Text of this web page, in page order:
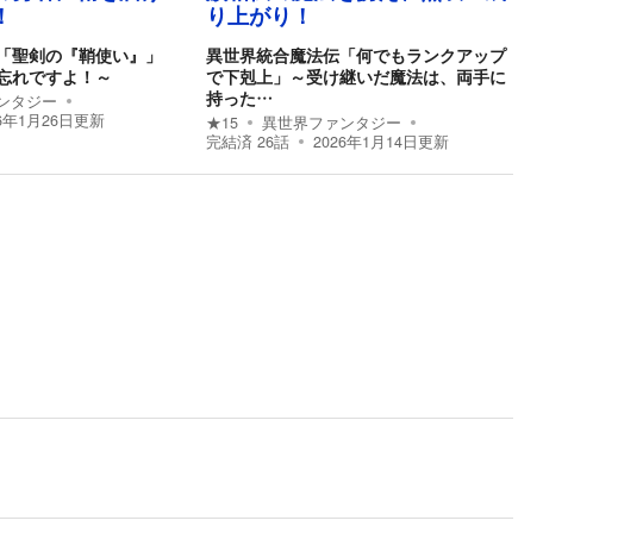
聖剣の『鞘使い』」
れですよ！～
タジー
1月26日更新
り上がり！
異世界統合魔法伝「何でもランクアップ
で下剋上」～受け継いだ魔法は、両手に
持った…
★15
異世界ファンタジー
完結済 26話 2026年1月14日更新